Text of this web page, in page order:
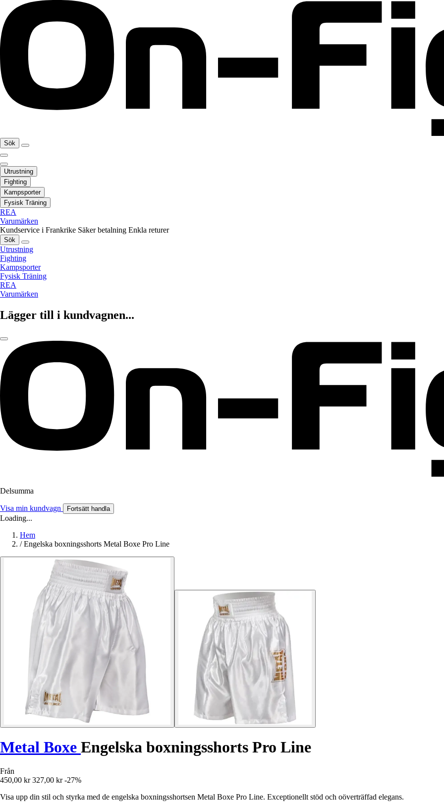
Sök
Utrustning
Fighting
Kampsporter
Fysisk Träning
REA
Varumärken
Kundservice i Frankrike Säker betalning Enkla returer
Sök
Utrustning
Fighting
Kampsporter
Fysisk Träning
REA
Varumärken
Lägger till i kundvagnen...
Delsumma
Visa min kundvagn Fortsätt handla
Loading...
Hem
/ Engelska boxningsshorts Metal Boxe Pro Line
Metal Boxe Engelska boxningsshorts Pro Line
Från
450,00 kr 327,00 kr -27%
Visa upp din stil och styrka med de engelska boxningsshortsen Metal Boxe Pro Line. Exceptionellt stöd och oöverträffad elegans.